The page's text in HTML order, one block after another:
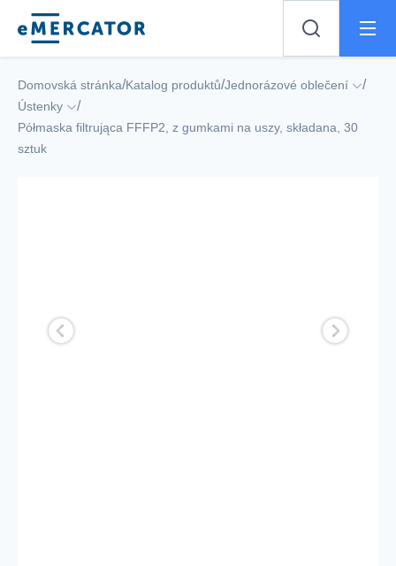
Mercator
Domovská stránka/Katalog produktů/Jednorázové oblečení /
Ústenky /
Półmaska filtrująca FFFP2, z gumkami na uszy, składana, 30
sztuk